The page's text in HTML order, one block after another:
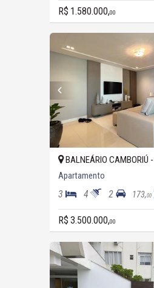
R$ 1.580.000,00
BALNEÁRIO CAMBORIÚ -
Apartamento
3 4 2 173,00
R$ 3.500.000,00